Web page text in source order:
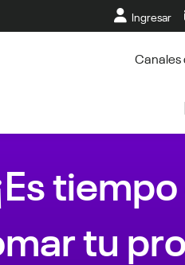
Ingresar
Canales
tu